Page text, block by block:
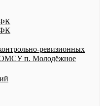
ревизионных
ОМСУ п. Молодёжное